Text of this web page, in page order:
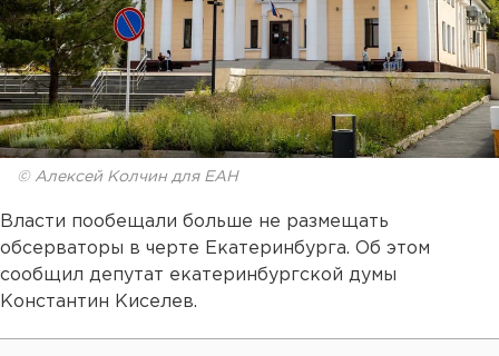
© Алексей Колчин для ЕАН
Власти пообещали больше не размещать
обсерваторы в черте Екатеринбурга. Об этом
сообщил депутат екатеринбургской думы
Константин Киселев.